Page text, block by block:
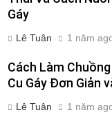
Gáy
Lê Tuân 1 năm
Cách Làm
Cu Gáy Đơn Giản
Lê Tuân 1 năm